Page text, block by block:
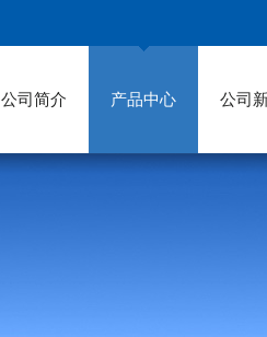
公司简介 产品中心 公司